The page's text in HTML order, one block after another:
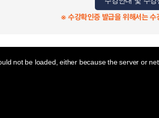
※ 수강확인증 발급을 위해서는 수
not be loaded, either because the server or